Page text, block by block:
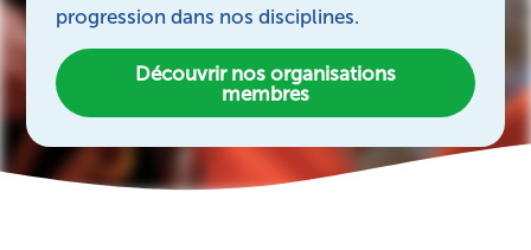
progression dans nos disciplines.
Découvrir nos organisations
membres